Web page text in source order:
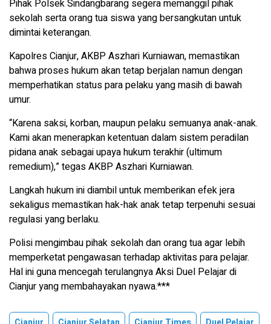
Pihak Polsek Sindangbarang segera memanggil pihak
sekolah serta orang tua siswa yang bersangkutan untuk
dimintai keterangan.
Kapolres Cianjur, AKBP Aszhari Kurniawan, memastikan
bahwa proses hukum akan tetap berjalan namun dengan
memperhatikan status para pelaku yang masih di bawah
umur.
“Karena saksi, korban, maupun pelaku semuanya anak-anak.
Kami akan menerapkan ketentuan dalam sistem peradilan
pidana anak sebagai upaya hukum terakhir (ultimum
remedium),” tegas AKBP Aszhari Kurniawan.
Langkah hukum ini diambil untuk memberikan efek jera
sekaligus memastikan hak-hak anak tetap terpenuhi sesuai
regulasi yang berlaku.
Polisi mengimbau pihak sekolah dan orang tua agar lebih
memperketat pengawasan terhadap aktivitas para pelajar.
Hal ini guna mencegah terulangnya Aksi Duel Pelajar di
Cianjur yang membahayakan nyawa.***